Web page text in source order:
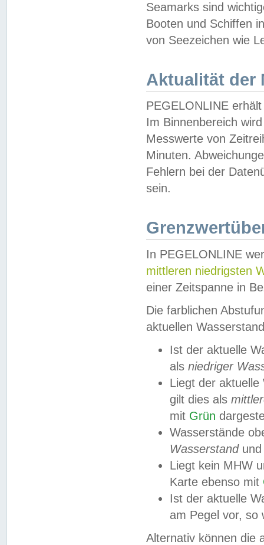
Seamarks sind
Booten und Schiffen
von Seezeichen wie
Aktualität der
PEGELONLINE
Im Binnenbereich
Messwerte von
Minuten.
Fehlern bei der
sein.
In PEGELONLINE
mittleren niedrigsten
einer Zeitspanne in
Die farblichen
aktuellen
Ist der aktuelle
als niedriger
Liegt der
gilt dies als
mit Grün
Wasserstände
Wasserstandund
Liegt kein MHW
Karte ebenso mit
Ist der aktuelle
am Pegel vor,
Alternativ können die